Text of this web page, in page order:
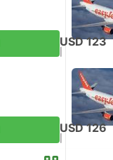
USD 123
USD 126